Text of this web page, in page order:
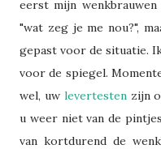
eerst mijn
"wat zeg je me nou?",
gepast voor de situatie.
voor de spiegel.
wel, uw levertestenzijn
u weer niet van de
van kortdurend de